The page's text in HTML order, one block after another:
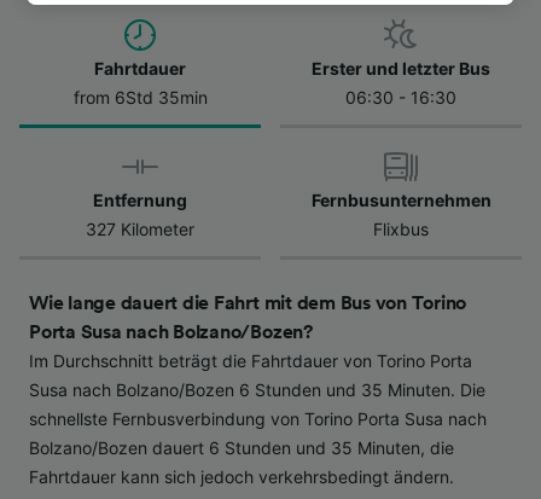
Fahrtdauer
from 6Std 35min
Erster und letzter Bus
06:30 - 16:30
Entfernung
327 Kilometer
Fernbusunternehmen
Flixbus
Wie lange dauert die Fahrt mit dem Bus von Torino
Porta Susa nach Bolzano/Bozen?
Im Durchschnitt beträgt die Fahrtdauer von Torino Porta
Susa nach Bolzano/Bozen 6 Stunden und 35 Minuten. Die
schnellste Fernbusverbindung von Torino Porta Susa nach
Bolzano/Bozen dauert 6 Stunden und 35 Minuten, die
Fahrtdauer kann sich jedoch verkehrsbedingt ändern.
besuchen Sie jederzeit die Seite der
Datenschutzrichtlinie. Diese Präferenzen
werden unseren Partnern signalisiert und
haben keinen Einfluss auf Surfdaten. Ihre
Daten werden nicht für Tracking-Zwecke
verwendet, wenn Sie uns gebeten haben, Ihr
Surfverhalten nicht zu verfolgen.
Wir und unsere Partner verarbeiten Daten, um
Verwendung genauer Standortdaten.
Endgeräteeigenschaften zur Identifikation
aktiv abfragen. Speichern von oder Zugriff auf
Informationen auf einem Endgerät.
Personalisierte Werbung und Inhalte, Messung
von Werbeleistung und der Performance von
Inhalten, Zielgruppenforschung sowie
Entwicklung und Verbesserung von
Angeboten.